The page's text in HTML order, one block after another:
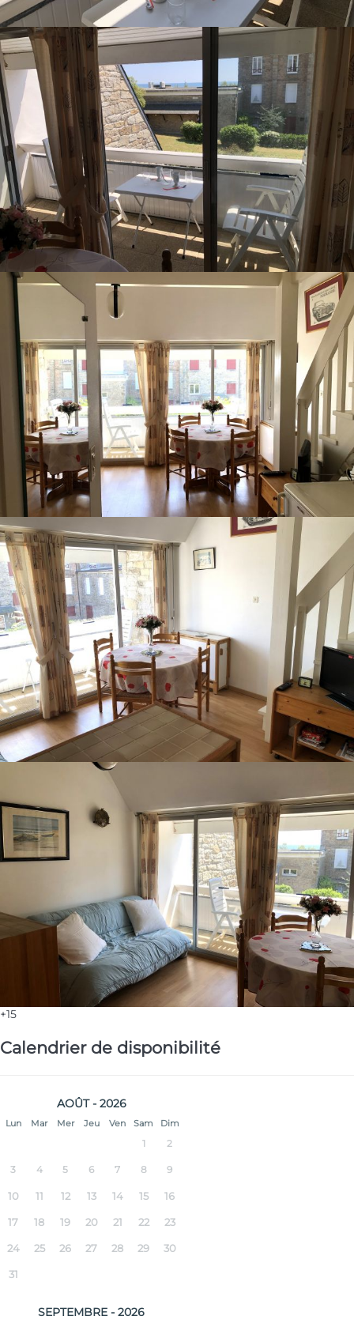
+15
Calendrier de disponibilité
AOÛT - 2026
Lun Mar Mer Jeu Ven Sam Dim
1 2
3 4 5 6 7 8 9
10 11 12 13 14 15 16
17 18 19 20 21 22 23
24 25 26 27 28 29 30
31
SEPTEMBRE - 2026